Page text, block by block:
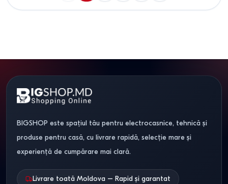
BIGSHOP este spațiul tău pentru electrocasnice, tehnică și
produse pentru casă, cu livrare rapidă, selecție mare și
experiență de cumpărare mai clară.
Livrare toată Moldova – Rapid și garantat